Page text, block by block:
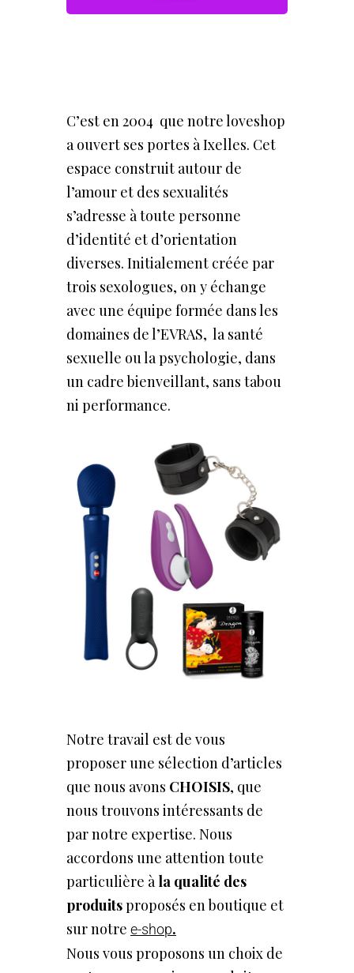
C’est en 2004 que notre loveshop
a ouvert ses portes à Ixelles. Cet
espace construit autour de
l’amour et des sexualités
s’adresse à toute personne
d’identité et d’orientation
diverses. Initialement créée par
trois sexologues, on y échange
avec une équipe formée dans les
domaines de l’EVRAS, la santé
sexuelle ou la psychologie, dans
un cadre bienveillant, sans tabou
ni performance.
Notre travail est de vous
proposer une sélection d’articles
que nous avons CHOISIS, que
nous trouvons intéressants de
par notre expertise. Nous
accordons une attention toute
particulière àla qualité des
produitsproposés en boutique et
sur notre e-shop.
Nous vous proposons un choix de